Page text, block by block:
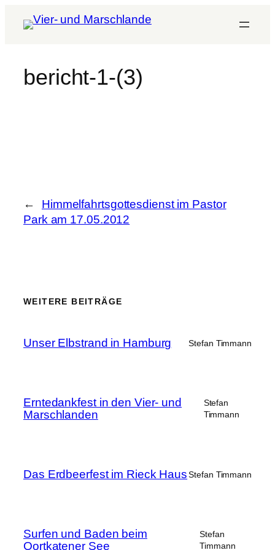
bericht-1-(3)
←
Himmelfahrtsgottesdienst im Pastor
Park am 17.05.2012
WEITERE BEITRÄGE
Unser Elbstrand in Hamburg Stefan Timmann
Erntedankfest in den Vier- und
Marschlanden
Stefan
Timmann
Das Erdbeerfest im Rieck Haus Stefan Timmann
Surfen und Baden beim
Oortkatener See
Stefan
Timmann